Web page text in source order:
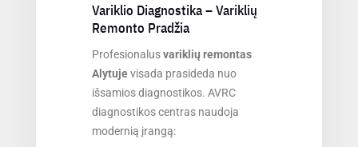
Variklio Diagnostika – Variklių
Remonto Pradžia
Profesionalusvariklių remontas
Alytujevisada prasideda nuo
išsamios diagnostikos. AVRC
diagnostikos centras naudoja
modernią įrangą: